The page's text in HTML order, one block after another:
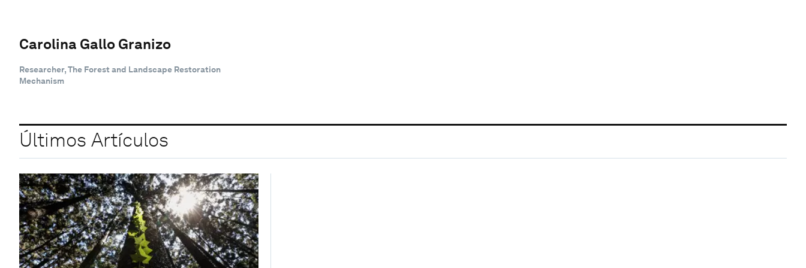
Carolina Gallo Granizo
Researcher, The Forest and Landscape Restoration
Mechanism
Últimos Artículos